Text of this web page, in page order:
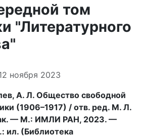
том
"Литературного
ноября 2023
А. Л. Общество свободной
(1906–1917) / отв. ред. М. Л.
— М.: ИМЛИ РАН, 2023. —
ил. (Библиотека